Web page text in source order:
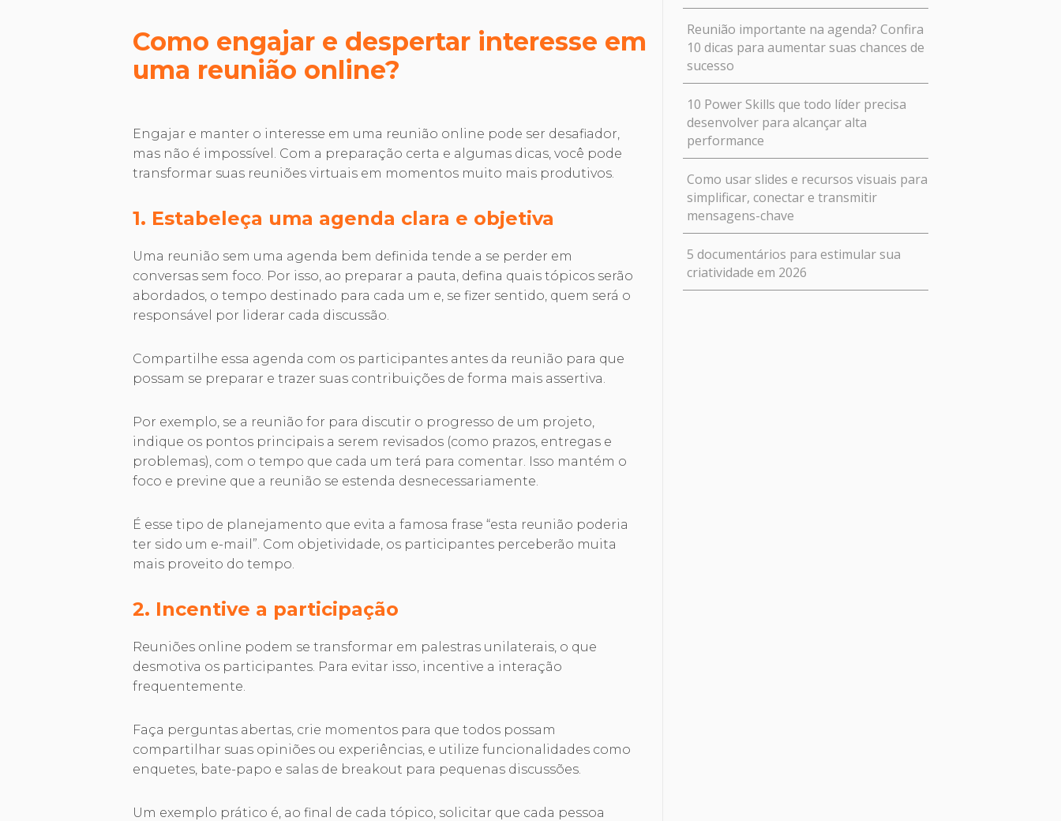
Como engajar e despertar interesse em
uma reunião online?
Engajar e manter o interesse em uma reunião online pode ser desafiador,
mas não é impossível. Com a preparação certa e algumas dicas, você pode
transformar suas reuniões virtuais em momentos muito mais produtivos.
1. Estabeleça uma agenda clara e objetiva
Uma reunião sem uma agenda bem definida tende a se perder em
conversas sem foco. Por isso, ao preparar a pauta, defina quais tópicos serão
abordados, o tempo destinado para cada um e, se fizer sentido, quem será o
responsável por liderar cada discussão.
Compartilhe essa agenda com os participantes antes da reunião para que
possam se preparar e trazer suas contribuições de forma mais assertiva.
Por exemplo, se a reunião for para discutir o progresso de um projeto,
indique os pontos principais a serem revisados (como prazos, entregas e
problemas), com o tempo que cada um terá para comentar. Isso mantém o
foco e previne que a reunião se estenda desnecessariamente.
É esse tipo de planejamento que evita a famosa frase “esta reunião poderia
ter sido um e-mail”. Com objetividade, os participantes perceberão muita
mais proveito do tempo.
2. Incentive a participação
Reuniões online podem se transformar em palestras unilaterais, o que
desmotiva os participantes. Para evitar isso, incentive a interação
frequentemente.
Faça perguntas abertas, crie momentos para que todos possam
compartilhar suas opiniões ou experiências, e utilize funcionalidades como
enquetes, bate-papo e salas de breakout para pequenas discussões.
Um exemplo prático é, ao final de cada tópico, solicitar que cada pessoa
Reunião importante na agenda? Confira
10 dicas para aumentar suas chances de
sucesso
10 Power Skills que todo líder precisa
desenvolver para alcançar alta
performance
Como usar slides e recursos visuais para
simplificar, conectar e transmitir
mensagens-chave
5 documentários para estimular sua
criatividade em 2026